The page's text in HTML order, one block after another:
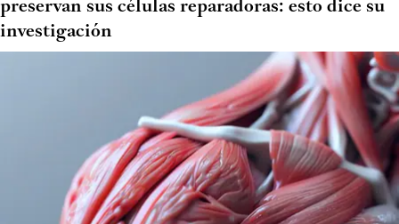
preservan sus células reparadoras: esto dice su
investigación